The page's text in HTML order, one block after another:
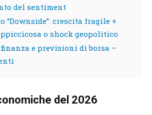
del sentiment
“Downside”: crescita fragile +
o shock geopolitico
e previsioni di borsa –
del 2026